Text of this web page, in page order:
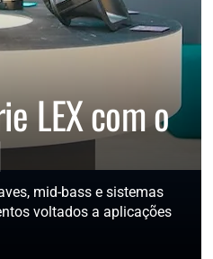
LEX com o
mid-bass e sistemas
voltados a aplicações